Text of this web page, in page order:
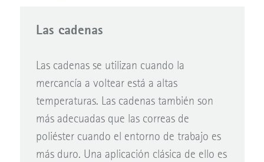
Las cadenas
Las cadenas se utilizan cuando la
mercancía a voltear está a altas
temperaturas. Las cadenas también son
más adecuadas que las correas de
poliéster cuando el entorno de trabajo es
más duro. Una aplicación clásica de ello es